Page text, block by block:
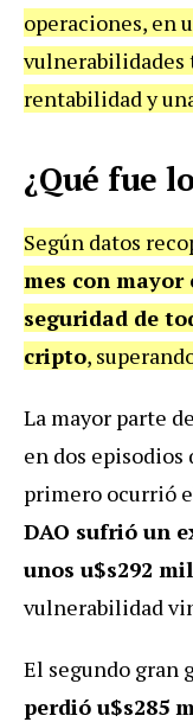
operaciones, en
vulnerabilidades
rentabilidad y
¿Qué fue
Según datos
mes con
seguridad de
cripto,
La mayor parte
en dos episodios
primero ocurrió
DAO sufrió un
unos u$s292
vulnerabilidad
El segundo gran
perdió u$s285